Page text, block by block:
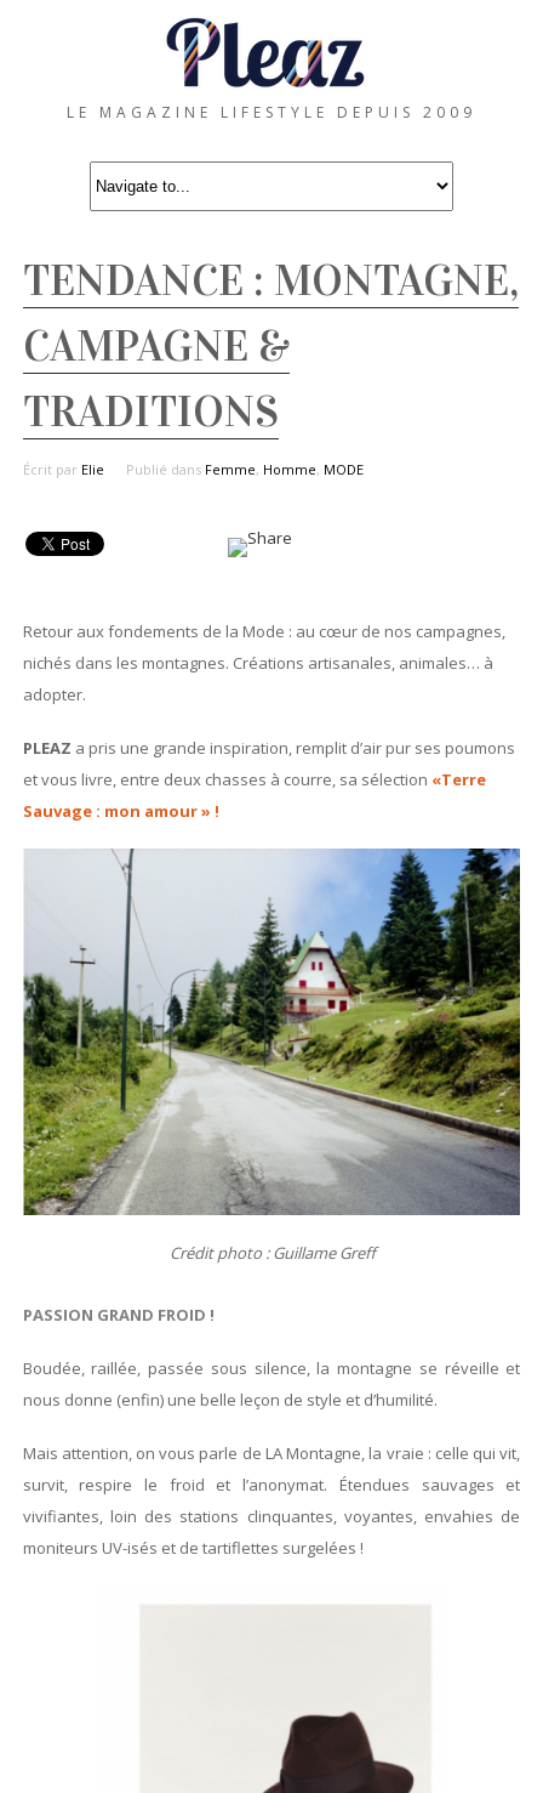
LE MAGAZINE LIFESTYLE DEPUIS 2009
TENDANCE : MONTAGNE,
CAMPAGNE &
TRADITIONS
Écrit par Elie Publié dans Femme, Homme, MODE
Retour aux fondements de la Mode : au cœur de nos campagnes,
nichés dans les montagnes. Créations artisanales, animales… à
adopter.
PLEAZ a pris une grande inspiration, remplit d’air pur ses poumons
et vous livre, entre deux chasses à courre, sa sélection «Terre
Sauvage : mon amour » !
Crédit photo : Guillame Greff
PASSION GRAND FROID !
Boudée, raillée, passée sous silence, la montagne se réveille et
nous donne (enfin) une belle leçon de style et d’humilité.
Mais attention, on vous parle de LA Montagne, la vraie : celle qui vit,
survit, respire le froid et l’anonymat. Étendues sauvages et
vivifiantes, loin des stations clinquantes, voyantes, envahies de
moniteurs UV-isés et de tartiflettes surgelées !